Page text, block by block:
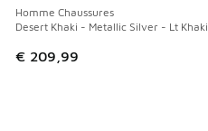
Homme Chaussures
Desert Khaki - Metallic Silver - Lt Khaki
€ 209,99